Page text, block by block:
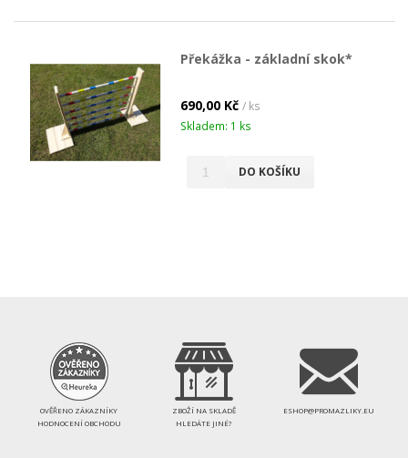
Překážka - základní skok*
690,00 Kč / ks
Skladem: 1 ks
DO KOŠÍKU
OVĚŘENO ZÁKAZNÍKY
HODNOCENÍ OBCHODU
ZBOŽÍ NA SKLADĚ
HLEDÁTE JINÉ?
ESHOP@PROMAZLIKY.EU